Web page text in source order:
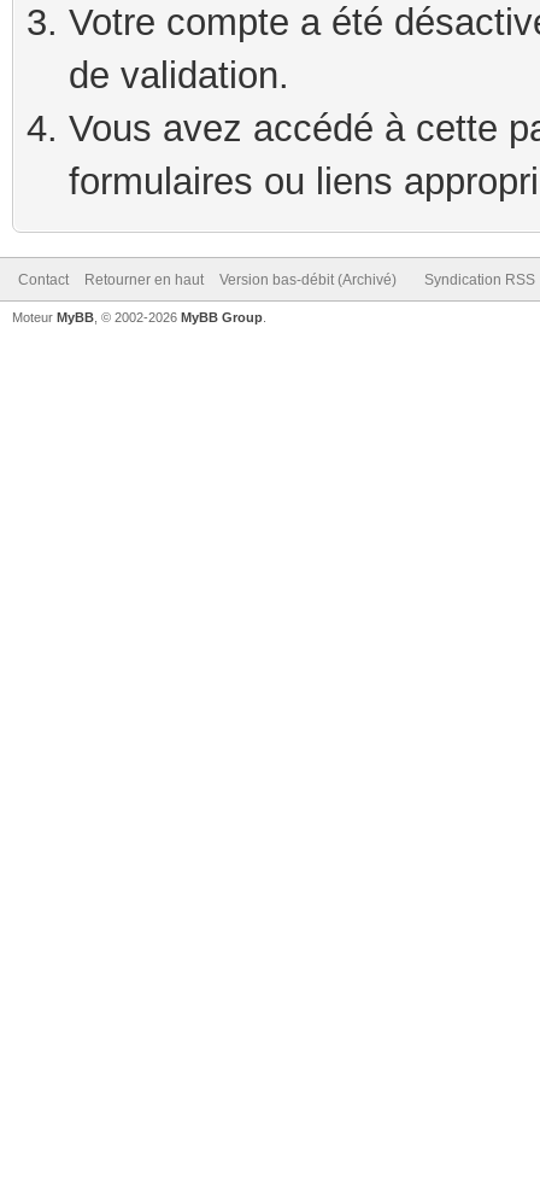
Votre compte a été
de validation.
Vous avez accédé à cette
formulaires ou liens
Contact Retourner en haut Version bas-débit (Archivé) Syndication RSS
Moteur MyBB , © 2002-2026 MyBB Group